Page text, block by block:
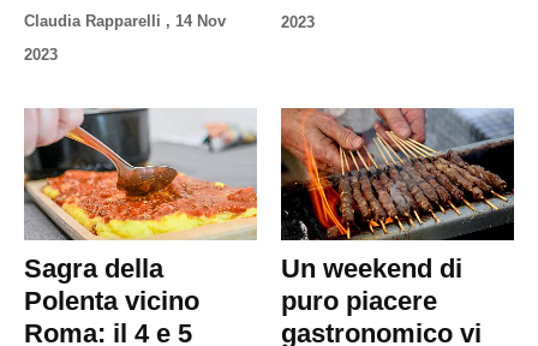
Claudia Rapparelli , 14 Nov
2023
2023
Sagra della
Polenta vicino
Roma: il 4 e 5
Un weekend di
puro piacere
gastronomico vi